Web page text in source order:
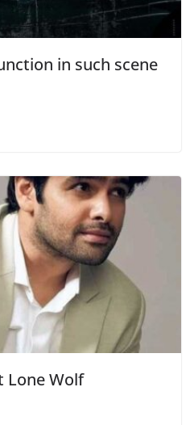
in such scene
Lone Wolf